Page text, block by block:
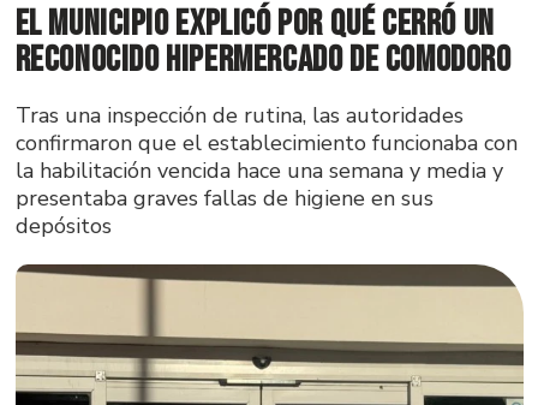
El municipio explicó por qué cerró un
reconocido hipermercado de Comodoro
Tras una inspección de rutina, las autoridades
confirmaron que el establecimiento funcionaba con
la habilitación vencida hace una semana y media y
presentaba graves fallas de higiene en sus
depósitos